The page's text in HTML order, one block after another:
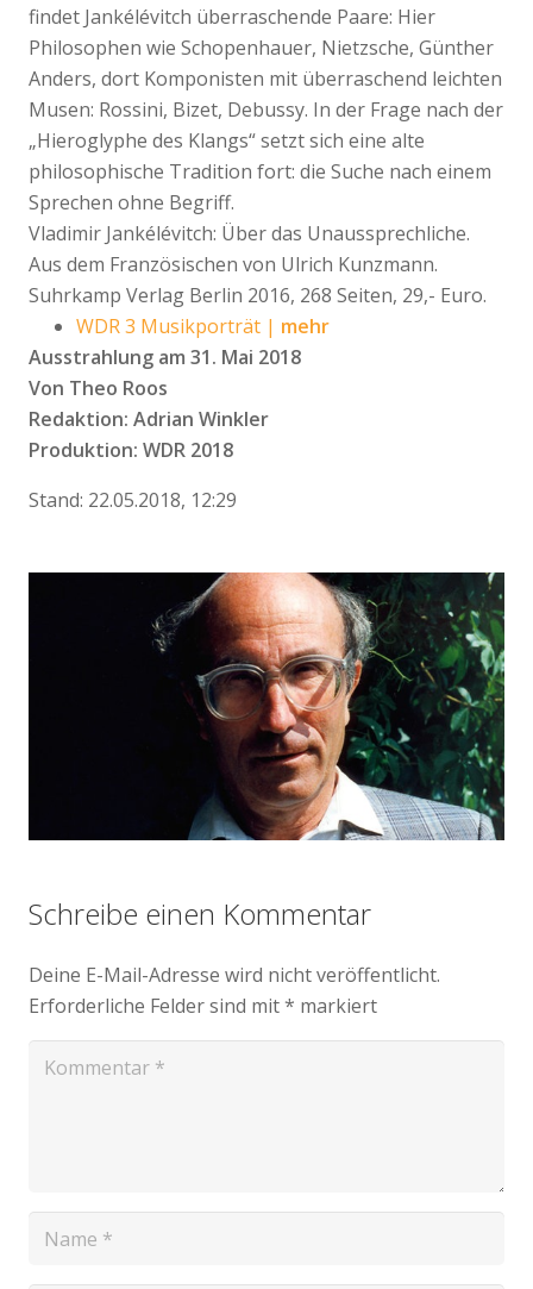
findet Jankélévitch überraschende Paare: Hier
Philosophen wie Schopenhauer, Nietzsche, Günther
Anders, dort Komponisten mit überraschend leichten
Musen: Rossini, Bizet, Debussy. In der Frage nach der
„Hieroglyphe des Klangs“ setzt sich eine alte
philosophische Tradition fort: die Suche nach einem
Sprechen ohne Begriff.
Vladimir Jankélévitch: Über das Unaussprechliche.
Aus dem Französischen von Ulrich Kunzmann.
Suhrkamp Verlag Berlin 2016, 268 Seiten, 29,- Euro.
WDR 3 Musikporträt | mehr
Ausstrahlung am 31. Mai 2018
Von Theo Roos
Redaktion: Adrian Winkler
Produktion: WDR 2018
Stand: 22.05.2018, 12:29
Schreibe einen Kommentar
Deine E-Mail-Adresse wird nicht veröffentlicht.
Erforderliche Felder sind mit* markiert